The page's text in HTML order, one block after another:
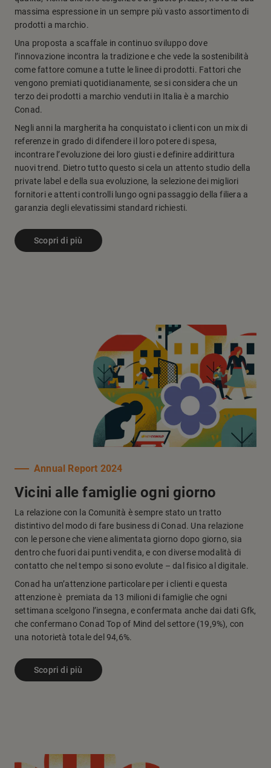
massima espressione in un sempre più vasto assortimento di
prodotti a marchio.
Una proposta a scaffale in continuo sviluppo dove
l’innovazione incontra la tradizione e che vede la sostenibilità
come fattore comune a tutte le linee di prodotti. Fattori che
vengono premiati quotidianamente, se si considera che un
terzo dei prodotti a marchio venduti in Italia è a marchio
Conad.
Negli anni la margherita ha conquistato i clienti con un mix di
referenze in grado di difendere il loro potere di spesa,
incontrare l’evoluzione dei loro giusti e definire addirittura
nuovi trend. Dietro tutto questo si cela un attento studio della
private label e della sua evoluzione, la selezione dei migliori
fornitori e attenti controlli lungo ogni passaggio della filiera a
garanzia degli elevatissimi standard richiesti.
Scopri di più
Annual Report 2024
Vicini alle famiglie ogni giorno
La relazione con la Comunità è sempre stato un tratto
distintivo del modo di fare business di Conad. Una relazione
con le persone che viene alimentata giorno dopo giorno, sia
dentro che fuori dai punti vendita, e con diverse modalità di
contatto che nel tempo si sono evolute – dal fisico al digitale.
Conad ha un’attenzione particolare per i clienti e questa
attenzione è premiata da 13 milioni di famiglie che ogni
settimana scelgono l’insegna, e confermata anche dai dati Gfk,
che confermano Conad Top of Mind del settore (19,9%), con
una notorietà totale del 94,6%.
Scopri di più